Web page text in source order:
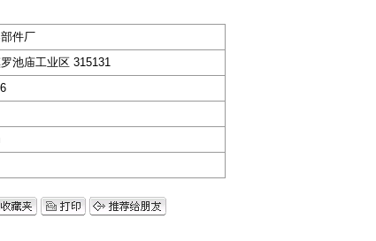
件厂
池庙工业区 315131